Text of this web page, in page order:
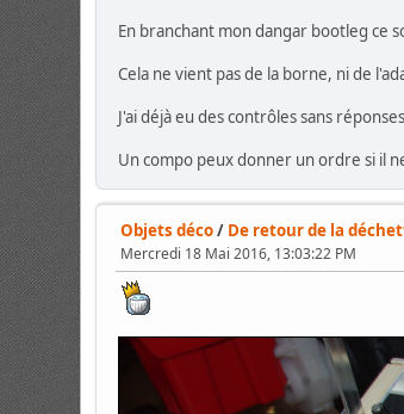
En branchant mon dangar bootleg ce
Cela ne vient pas de la borne, ni de
J'ai déjà eu des contrôles sans
Un compo peux donner un ordre si il
Objets déco/ De retour de la
Mercredi 18 Mai 2016, 13:03:22 PM